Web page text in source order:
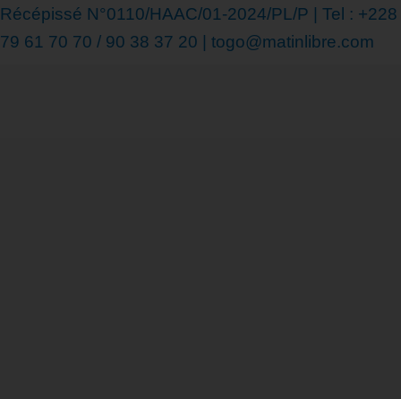
Récépissé N°0110/HAAC/01-2024/PL/P | Tel : +228
79 61 70 70 / 90 38 37 20 | togo@matinlibre.com